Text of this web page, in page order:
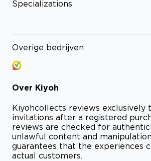
Specializations
Overige bedrijven
Over Kiyoh
Kiyohcollects reviews exclusively
invitations after a registered
reviews are checked for
unlawful content and
guarantees that the experiences
actual customers.